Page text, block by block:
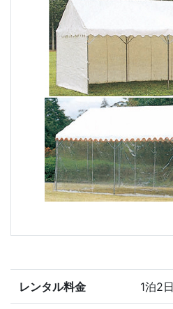
レンタル料金 1泊2日